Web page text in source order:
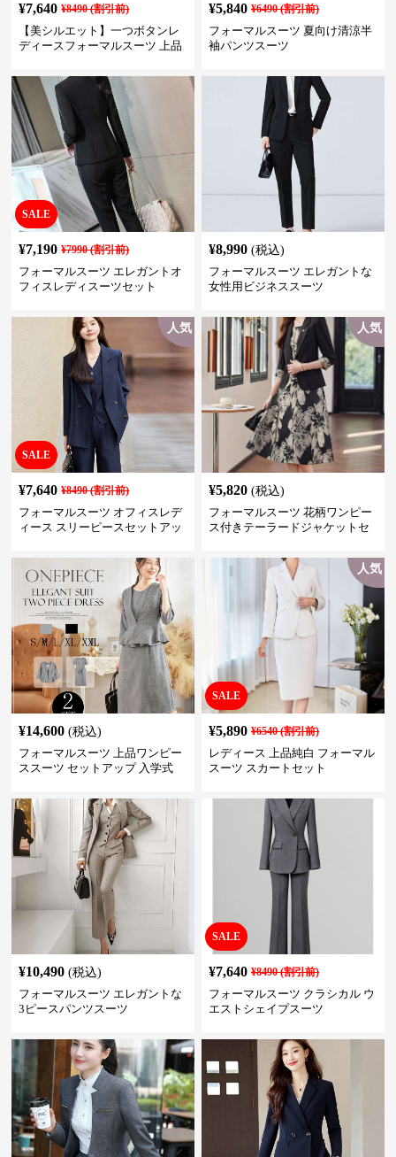
¥7,640 ¥8490(割引前)
【美シルエット】一つボタンレ
ディースフォーマルスーツ 上品
ネス・式典・会食にも＜大きい
サイズ有＞
¥5,840 ¥6490(割引前)
フォーマルスーツ 夏向け清涼半
袖パンツスーツ
SALE
¥7,190 ¥7990(割引前)
フォーマルスーツ エレガントオ
フィスレディスーツセット
¥8,990 (税込)
フォーマルスーツ エレガントな
女性用ビジネススーツ
SALE
人気
¥7,640 ¥8490(割引前)
フォーマルスーツ オフィスレデ
ィース スリーピースセットアッ
人気
¥5,820 (税込)
フォーマルスーツ 花柄ワンピー
ス付きテーラードジャケットセ
¥14,600 (税込)
フォーマルスーツ 上品ワンピー
ススーツ セットアップ 入学式
SALE
人気
¥5,890 ¥6540(割引前)
レディース 上品純白 フォーマル
スーツ スカートセット
¥10,490 (税込)
フォーマルスーツ エレガントな
3ピースパンツスーツ
SALE
¥7,640 ¥8490(割引前)
フォーマルスーツ クラシカル ウ
エストシェイプスーツ